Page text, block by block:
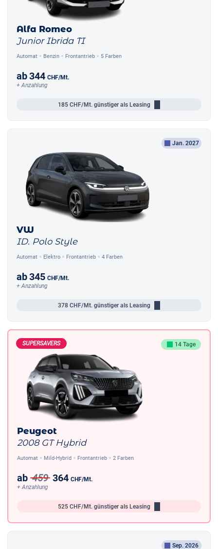
Alfa Romeo
Junior Ibrida TI
Automat Benzin Frontantrieb 5 Farben
ab344 CHF/Mt.
+ Anzahlung
185 CHF/Mt. günstiger als Leasing
Jan. 2027
VW
ID. Polo Style
Automat Elektro Frontantrieb 4 Farben
ab345 CHF/Mt.
+ Anzahlung
378 CHF/Mt. günstiger als Leasing
SUPERSAVERS 14 Tage
Peugeot
2008 GT Hybrid
Automat Mild-Hybrid Frontantrieb 2 Farben
ab 459 364 CHF/Mt.
+ Anzahlung
525 CHF/Mt. günstiger als Leasing
Sep. 2026